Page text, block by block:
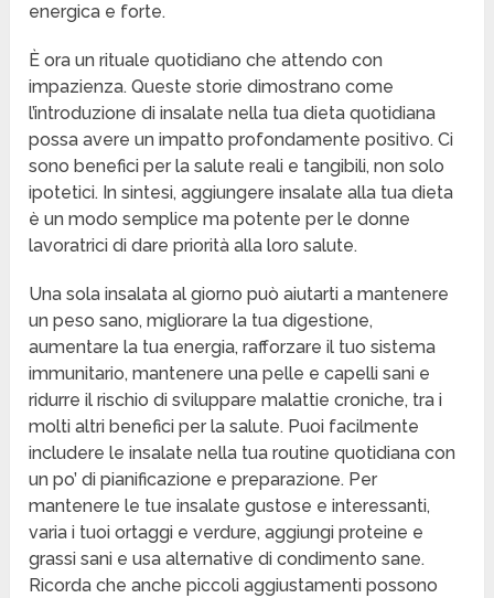
energica e forte.
È ora un rituale quotidiano che attendo con
impazienza. Queste storie dimostrano come
l’introduzione di insalate nella tua dieta quotidiana
possa avere un impatto profondamente positivo. Ci
sono benefici per la salute reali e tangibili, non solo
ipotetici. In sintesi, aggiungere insalate alla tua dieta
è un modo semplice ma potente per le donne
lavoratrici di dare priorità alla loro salute.
Una sola insalata al giorno può aiutarti a mantenere
un peso sano, migliorare la tua digestione,
aumentare la tua energia, rafforzare il tuo sistema
immunitario, mantenere una pelle e capelli sani e
ridurre il rischio di sviluppare malattie croniche, tra i
molti altri benefici per la salute. Puoi facilmente
includere le insalate nella tua routine quotidiana con
un po’ di pianificazione e preparazione. Per
mantenere le tue insalate gustose e interessanti,
varia i tuoi ortaggi e verdure, aggiungi proteine e
grassi sani e usa alternative di condimento sane.
Ricorda che anche piccoli aggiustamenti possono